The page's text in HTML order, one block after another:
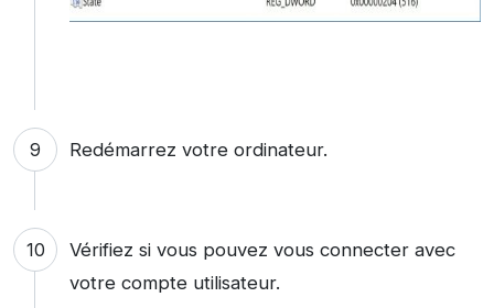
Redémarrez votre ordinateur.
Vérifiez si vous pouvez vous connecter avec
votre compte utilisateur.